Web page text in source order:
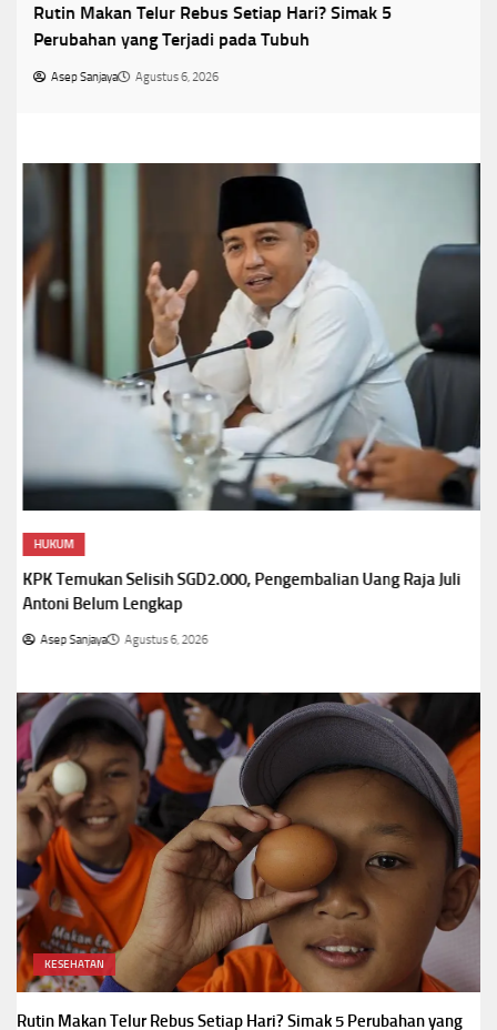
Rutin Makan Telur Rebus Setiap Hari? Simak 5
Perubahan yang Terjadi pada Tubuh
Asep Sanjaya Agustus 6, 2026
HUKUM
KPK Temukan Selisih SGD2.000, Pengembalian Uang Raja Juli
Antoni Belum Lengkap
Asep Sanjaya Agustus 6, 2026
KESEHATAN
Rutin Makan Telur Rebus Setiap Hari? Simak 5 Perubahan yang